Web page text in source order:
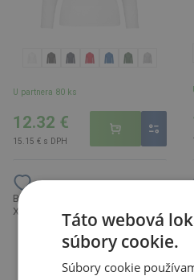
U partnera 80 ks
12.32 €
15.15 € s DPH
B&C | ID.001, Piqué polo, biela,
XS
Táto webová
súbory cookie.
Súbory cookie